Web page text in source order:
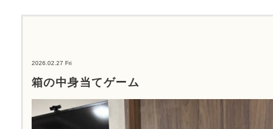
2026.02.27 Fri
箱の中身当てゲーム